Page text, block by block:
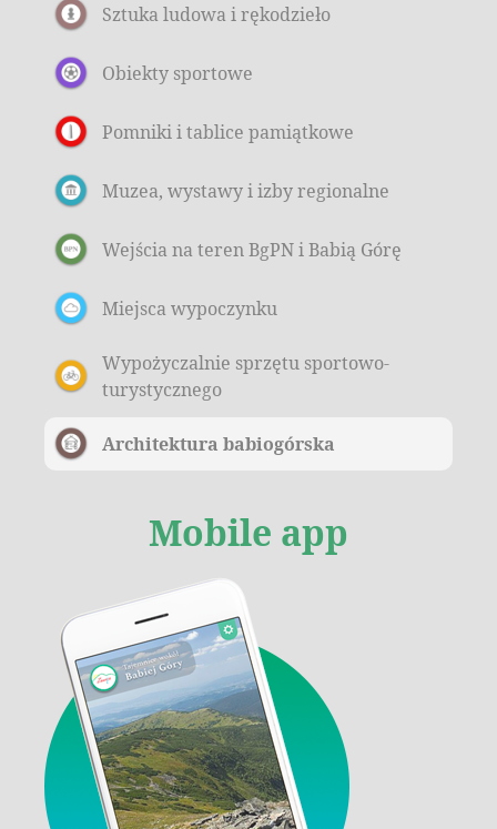
Sztuka ludowa i rękodzieło
Obiekty sportowe
Pomniki i tablice pamiątkowe
Muzea, wystawy i izby regionalne
Wejścia na teren BgPN i Babią Górę
Miejsca wypoczynku
Wypożyczalnie sprzętu sportowo-
turystycznego
Architektura babiogórska
Mobile app